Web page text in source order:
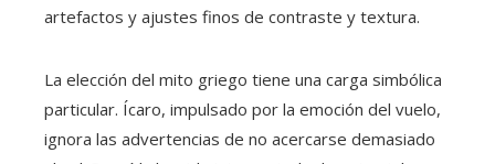
artefactos y ajustes finos de contraste y textura.
La elección del mito griego tiene una carga simbólica
particular. Ícaro, impulsado por la emoción del vuelo,
ignora las advertencias de no acercarse demasiado